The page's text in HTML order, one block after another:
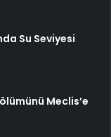
Su Seviyesi
ölümünü Meclis’e